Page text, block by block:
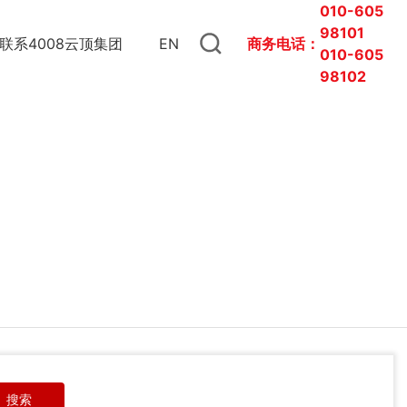
系4008云顶集团 EN 商务电话：
010-605
98101
010-605
98102
搜索